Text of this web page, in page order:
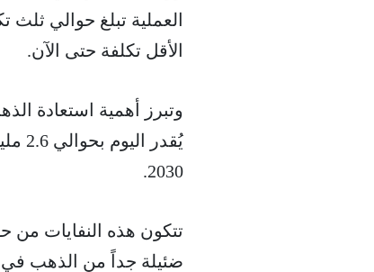
العملية تبلغ حوالي ثلث
الأقل تكلفة حتى الآن.
وتبرز أهمية استعادة
2030.
تتكون هذه النفايات
ضئيلة جداً من الذهب في